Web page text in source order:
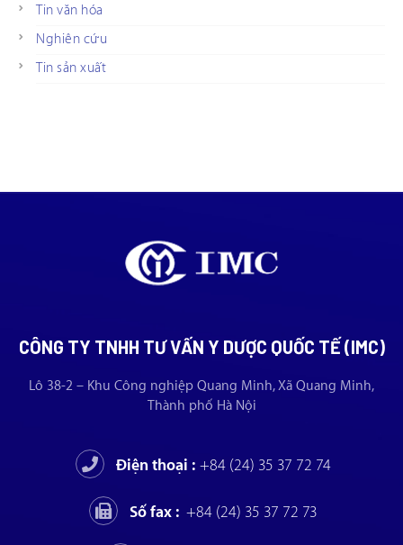
Tin văn hóa
Nghiên cứu
Tin sản xuất
CÔNG TY TNHH TƯ VẤN Y DƯỢC QUỐC TẾ (IMC)
Lô 38-2 – Khu Công nghiệp Quang Minh, Xã Quang Minh,
Thành phố Hà Nội
Điện thoại : +84 (24) 35 37 72 74
Số fax : +84 (24) 35 37 72 73